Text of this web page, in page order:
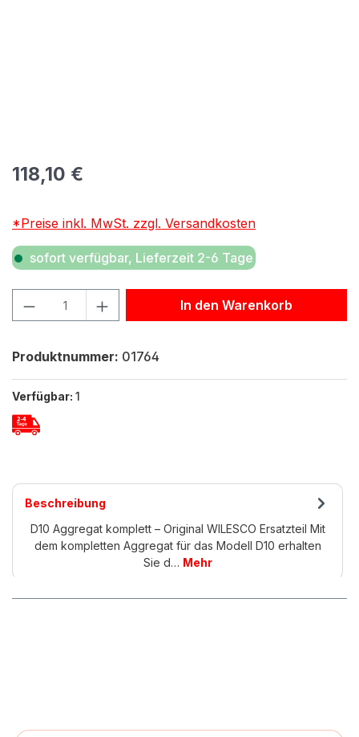
Regulärer Preis:
118,10 €
*Preise inkl. MwSt. zzgl. Versandkosten
sofort verfügbar, Lieferzeit 2-6 Tage
Produkt Anzahl: Gib den gewünschten Wert ein oder
In den Warenkorb
Produktnummer: 01764
Verfügbar: 1
Beschreibung
D10 Aggregat komplett – Original WILESCO Ersatzteil Mit
dem kompletten Aggregat für das Modell D10 erhalten
Sie d… Mehr